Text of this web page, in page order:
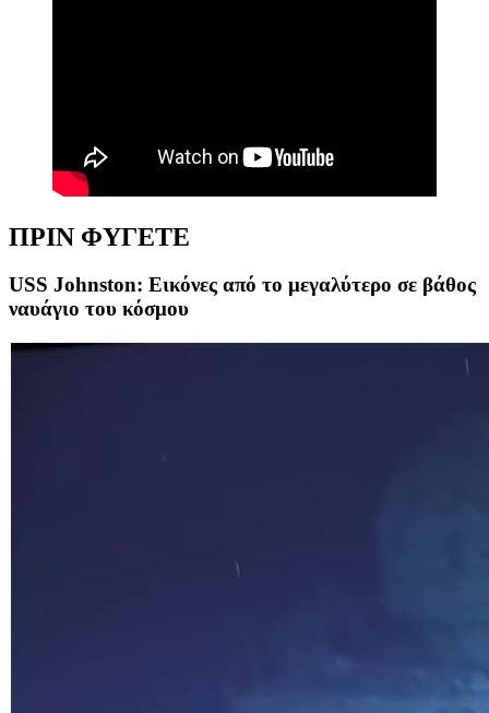
ΠΡΙΝ ΦΥΓΕΤΕ
USS Johnston: Εικόνες από το μεγαλύτερο σε βάθος
ναυάγιο του κόσμου